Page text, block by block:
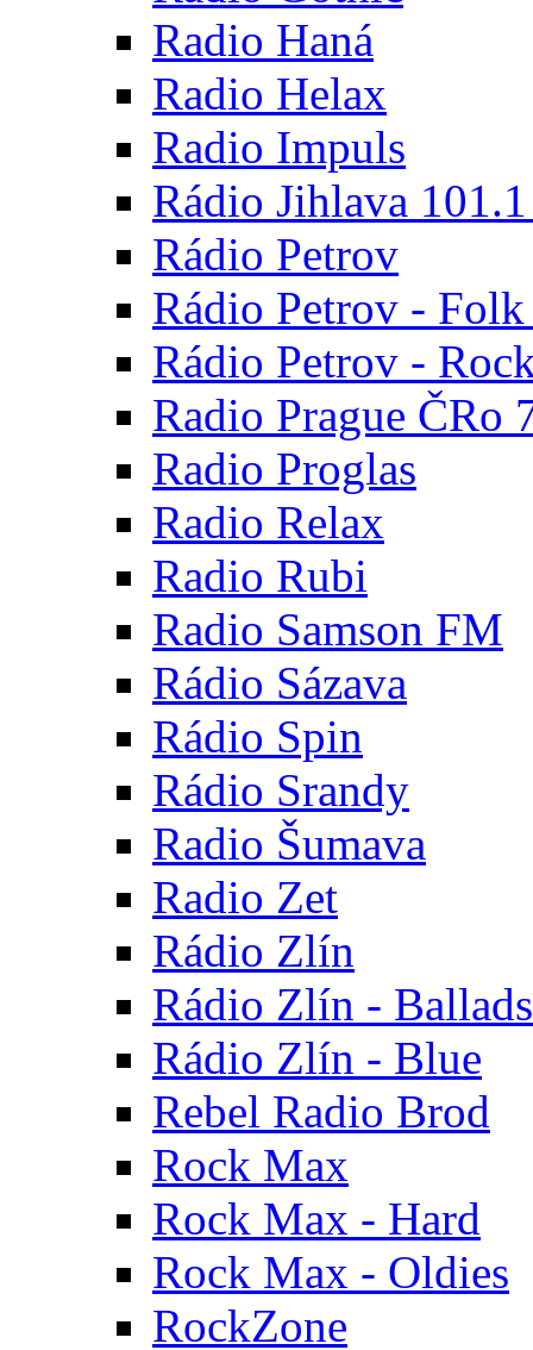
Radio Haná
Radio Helax
Radio Impuls
Rádio Jihlava
Rádio Petrov
Rádio Petrov -
Rádio Petrov -
Radio Prague ČRo
Radio Proglas
Radio Relax
Radio Rubi
Radio Samson FM
Rádio Sázava
Rádio Spin
Rádio Srandy
Radio Šumava
Radio Zet
Rádio Zlín
Rádio Zlín - Ballads
Rádio Zlín - Blue
Rebel Radio Brod
Rock Max
Rock Max - Hard
Rock Max - Oldies
RockZone